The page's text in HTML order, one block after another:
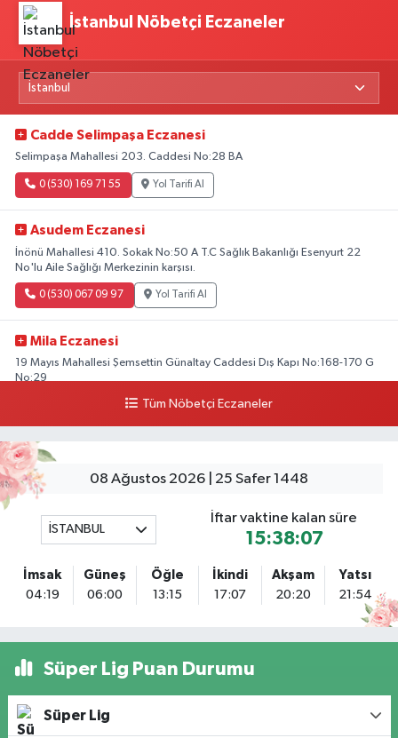
İstanbul Nöbetçi Eczaneler
Cadde Selimpaşa Eczanesi
Selimpaşa Mahallesi 203. Caddesi No:28 BA
0 (530) 169 71 55 Yol Tarifi Al
Asudem Eczanesi
İnönü Mahallesi 410. Sokak No:50 A T.C Sağlık Bakanlığı Esenyurt 22
No'lu Aile Sağlığı Merkezinin karşısı.
0 (530) 067 09 97 Yol Tarifi Al
Mila Eczanesi
19 Mayıs Mahallesi Şemsettin Günaltay Caddesi Dış Kapı No:168-170 G
No:29
Yol Tarifi Al
Kasımpaşa Eczanesi
Yahya Kahya Mahallesi Kasımpaşa Bostanı Sokak 18A Mutfak Ekipmanları
Satan Dükkanların Olduğu Caddede Denizbank'ın Karşısı, Albaraka'nın
0 (212) 253 77 44
3.İstanbul Eczanesi
Başakşehir Mahallesi Gazi Mustafa Kemal Bulvarı A101 market
0 (212) 813 66 13 Yol Tarifi Al
Petroliş Mahallesi Nirengi Sokak No:11 A Hüseyin Araç Sağlık Merkezi Yanı
Yavuz Selim Orta Okul Karşısı
Tüm Nöbetçi Eczaneler
08 Ağustos 2026 | 25 Safer 1448
İSTANBUL
İftar vaktine kalan süre
15:38:07
İmsak
04:19
Güneş
06:00
Öğle
13:15
İkindi
17:07
Akşam
20:20
Yatsı
21:54
Süper Lig Puan Durumu
Süper Lig